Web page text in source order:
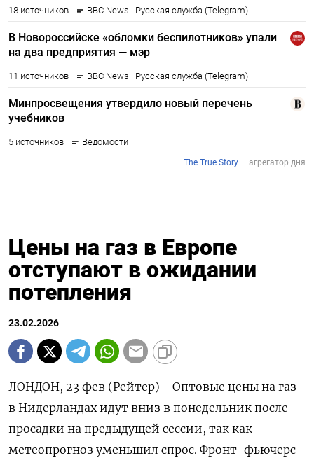
Цены на газ в Европе
отступают в ожидании
потепления
23.02.2026
ЛОНДОН, 23 фев (Рейтер) - Оптовые цены на газ
в Нидерландах идут вниз в понедельник после
просадки на предыдущей сессии, так как
метеопрогноз уменьшил спрос. Фронт-‌фьючерс